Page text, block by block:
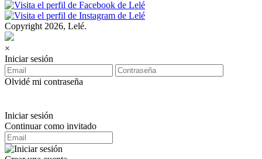
Copyright 2026, Lelé.
×
Iniciar sesión
Olvidé mi contraseña
Iniciar sesión
Continuar como invitado